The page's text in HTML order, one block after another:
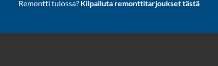
Remontti tulossa? Kilpailuta remonttitarjoukset tästä